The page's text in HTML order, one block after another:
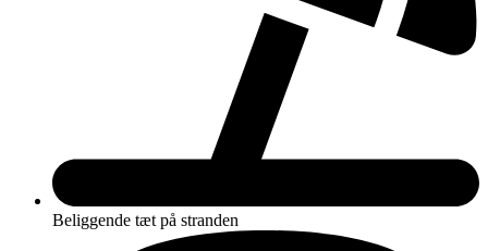
Beliggende tæt på stranden